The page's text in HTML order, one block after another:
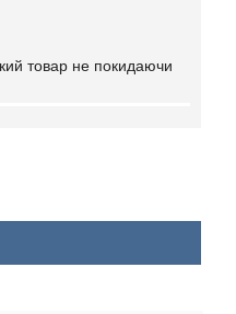
товар не покидаючи